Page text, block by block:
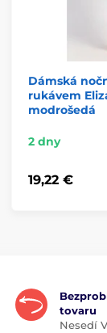
Dámská
rukávem
modrošedá
2 dny
19,22 €
tovaru
Nesedí